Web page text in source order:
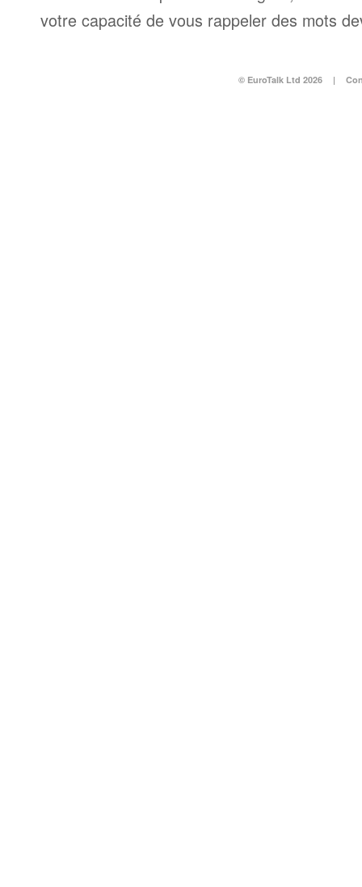
votre capacité de vous rappeler des mots
© EuroTalk Ltd 2026 |